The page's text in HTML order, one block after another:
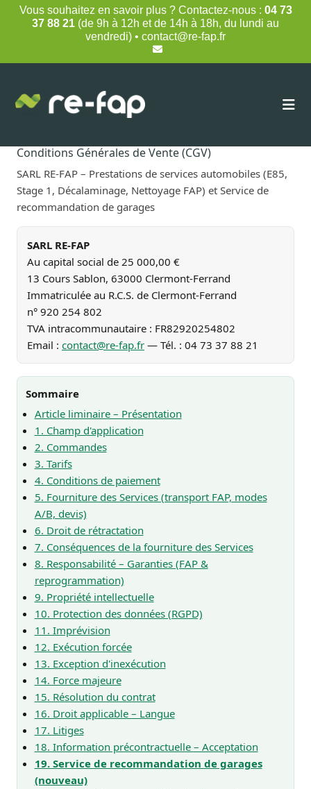
Vous souhaitez en savoir plus ? Contactez-nous : 04 73
37 88 21 (de 9h à 12h et de 14h à 18h, du lundi au
vendredi) • contact@re-fap.fr
Conditions Générales de Vente (CGV)
SARL RE-FAP – Prestations de services automobiles (E85,
Stage 1, Décalaminage, Nettoyage FAP) et Service de
recommandation de garages
SARL RE-FAP
Au capital social de 25 000,00 €
13 Cours Sablon, 63000 Clermont-Ferrand
Immatriculée au R.C.S. de Clermont-Ferrand
n° 920 254 802
TVA intracommunautaire : FR82920254802
Email : contact@re-fap.fr — Tél. : 04 73 37 88 21
Sommaire
Article liminaire – Présentation
1. Champ d'application
2. Commandes
3. Tarifs
4. Conditions de paiement
5. Fourniture des Services (transport FAP, modes
A/B, devis)
6. Droit de rétractation
7. Conséquences de la fourniture des Services
8. Responsabilité – Garanties (FAP &
reprogrammation)
9. Propriété intellectuelle
10. Protection des données (RGPD)
11. Imprévision
12. Exécution forcée
13. Exception d'inexécution
14. Force majeure
15. Résolution du contrat
16. Droit applicable – Langue
17. Litiges
18. Information précontractuelle – Acceptation
19. Service de recommandation de garages
(nouveau)